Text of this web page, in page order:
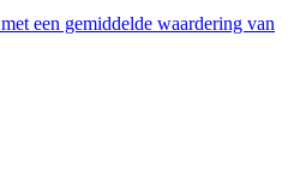
met een gemiddelde waardering van